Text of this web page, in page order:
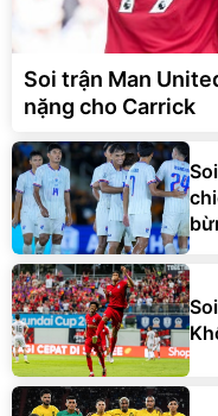
Soi trận Man
nặng cho Carrick